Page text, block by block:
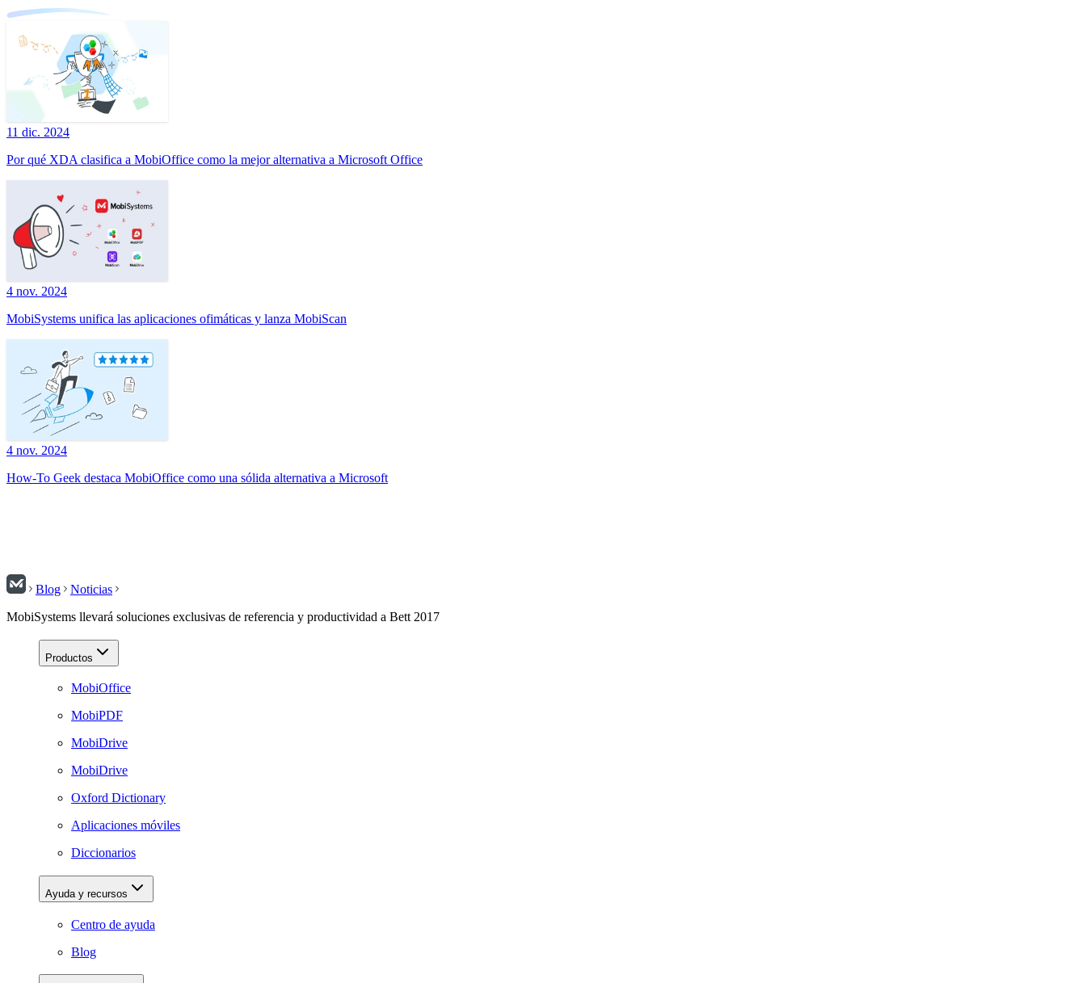
11 dic. 2024
Por qué XDA clasifica a MobiOffice como la mejor alternativa a Microsoft Office
4 nov. 2024
MobiSystems unifica las aplicaciones ofimáticas y lanza MobiScan
4 nov. 2024
How-To Geek destaca MobiOffice como una sólida alternativa a Microsoft
Blog
Noticias
MobiSystems llevará soluciones exclusivas de referencia y productividad a Bett 2017
Productos
MobiOffice
MobiPDF
MobiDrive
MobiDrive
Oxford Dictionary
Aplicaciones móviles
Diccionarios
Ayuda y recursos
Centro de ayuda
Blog